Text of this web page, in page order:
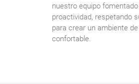
nuestro equipo fomentado
proactividad, respetando
para crear un ambiente
confortable.